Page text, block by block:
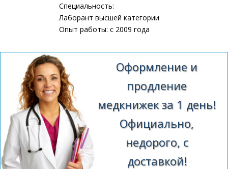
Специальность:
Лаборант высшей категории
Опыт работы: с 2009 года
Оформление и
продление
медкнижек за 1 день!
Официально,
недорого, с
доставкой!